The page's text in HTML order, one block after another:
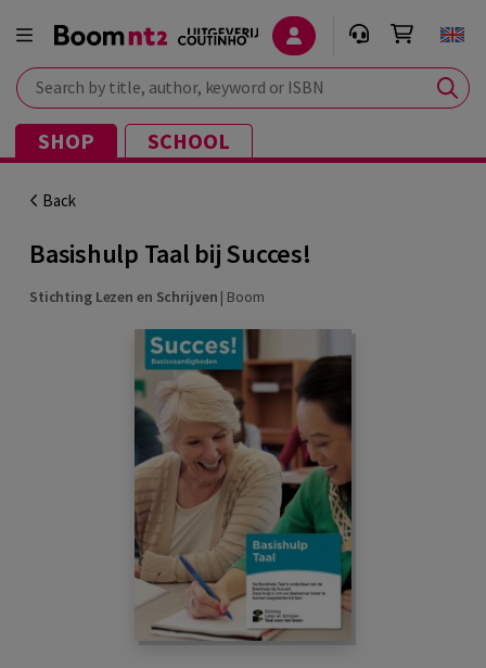
Search by title, author, keyword or ISBN
SHOP SCHOOL
Back
Basishulp Taal bij Succes!
Stichting Lezen en Schrijven | Boom